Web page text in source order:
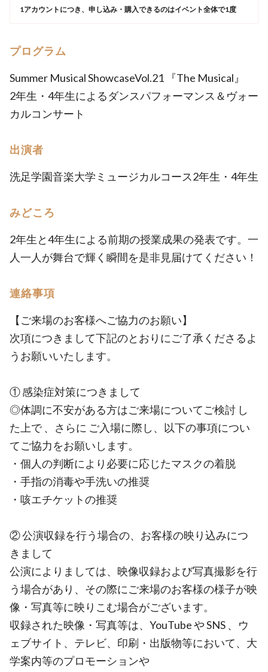
1アカウントにつき、申し込み・購入できるのはイベント全体で1度
プログラム
Summer Musical ShowcaseVol.21 『The Musical』
2年生・4年生によるダンスパフォーマンス＆ヴォー
カルコンサート
出演者
洗足学園音楽大学ミュージカルコース2年生・4年生
みどころ
2年生と4年生による前期の授業成果の発表です。一
人一人が舞台で輝く瞬間を是非見届けてください！
連絡事項
【ご来場のお客様へご協力のお願い】
次項につきまして下記のとおりにご了承くださるよ
うお願いいたします。
① 感染症対策につきまして
◎体調に不安がある方はご来場についてご検討 し
た上で 、さらに ご入場に際し、以下の事項につい
てご協力をお願いします。
・個人の判断により必要に応じたマスクの着脱
・手指の消毒や手洗いの推奨
・咳エチケットの推奨
② 公演収録を行う場合の、お客様の映り込みにつ
きまして
公演によりましては、映像収録および写真撮影を行
う場合があり、その際にご来場のお客様の様子が映
像・写真等に映りこむ場合がございます。
収録された映像・写真等は、YouTube や SNS 、ウ
ェブサイト、テレビ、印刷・出版物等において、大
学案内等のプロモーションや